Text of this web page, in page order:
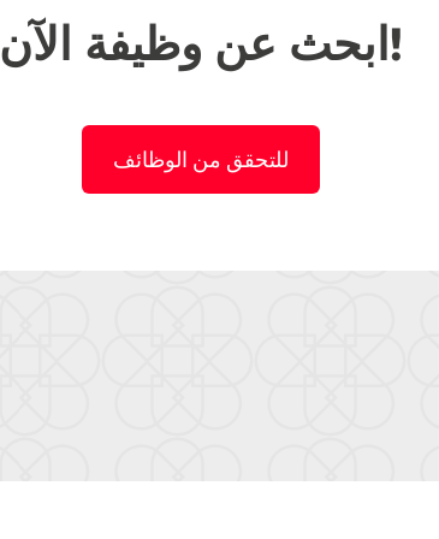
ابحث عن وظيفة الآن !
للتحقق من الوظائف